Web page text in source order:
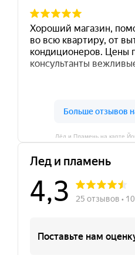
Лёд и Пламень на карте